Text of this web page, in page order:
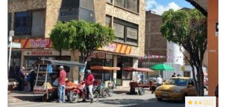
4.4 (22)